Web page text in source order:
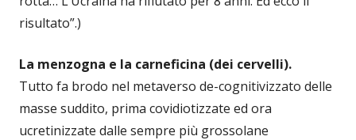
risultato”.)
La menzogna e la carneficina (dei cervelli).
Tutto fa brodo nel metaverso de-cognitivizzato delle
masse suddito, prima covidiotizzate ed ora
ucretinizzate dalle sempre più grossolane